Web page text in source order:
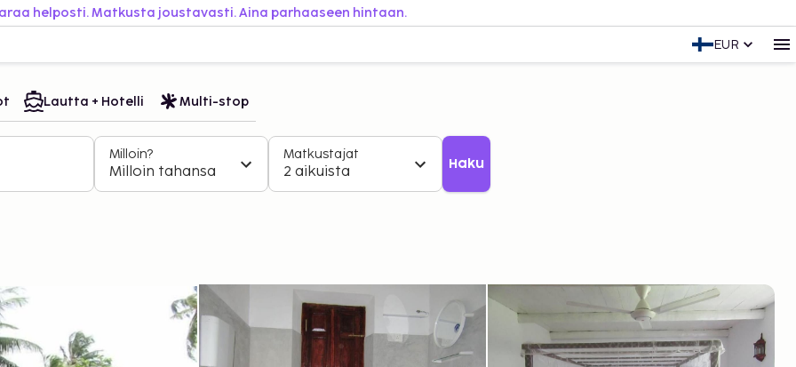
helposti. Matkusta joustavasti. Aina parhaaseen hintaan.
EUR
Lautta + Hotelli Multi-stop
Milloin?
Milloin tahansa
Matkustajat
2 aikuista Haku